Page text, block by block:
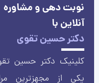
نوبت دهی و مشاوره
آنلاین با
دکتر حسین تقوی
کلینیک دکتر حسین
یکی از مجهزترین